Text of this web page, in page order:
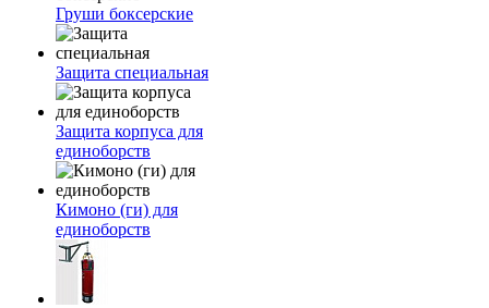
Груши боксерские
Защита специальная
Защита корпуса для
единоборств
Кимоно (ги) для
единоборств